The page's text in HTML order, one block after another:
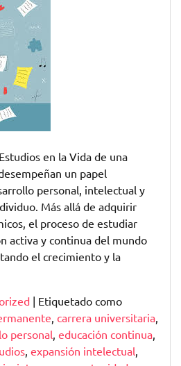
en la Vida de una
un papel
personal, intelectual y
Más allá de adquirir
el proceso de estudiar
activa y continua del mundo
el crecimiento y la
| Etiquetado como
, carrera universitaria,
personal, educación continua,
, expansión intelectual,